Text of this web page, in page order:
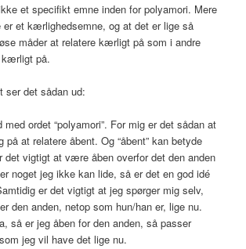
et specifikt emne inden for polyamori. Mere
er et kærlighedsemne, og at det er lige så
måder at relatere kærligt på som i andre
kærligt på.
ser det sådan ud:
ordet “polyamori”. For mig er det sådan at
at relatere åbent. Og “åbent” kan betyde
det vigtigt at være åben overfor det den anden
noget jeg ikke kan lide, så er det en god idé
er det vigtigt at jeg spørger mig selv,
den anden, netop som hun/han er, lige nu.
så er jeg åben for den anden, så passer
jeg vil have det lige nu.